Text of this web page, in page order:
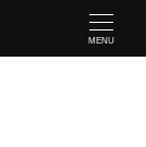
MENU
とり貿易塾 in 沖